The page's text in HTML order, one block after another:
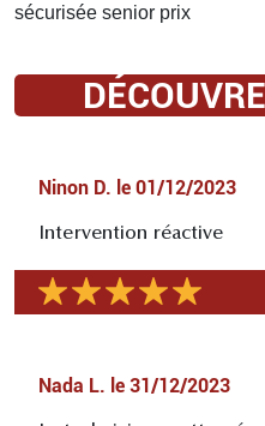
sécurisée senior prix
Ninon D. le 01/12/2023
Intervention réactive
Nada L. le 31/12/2023